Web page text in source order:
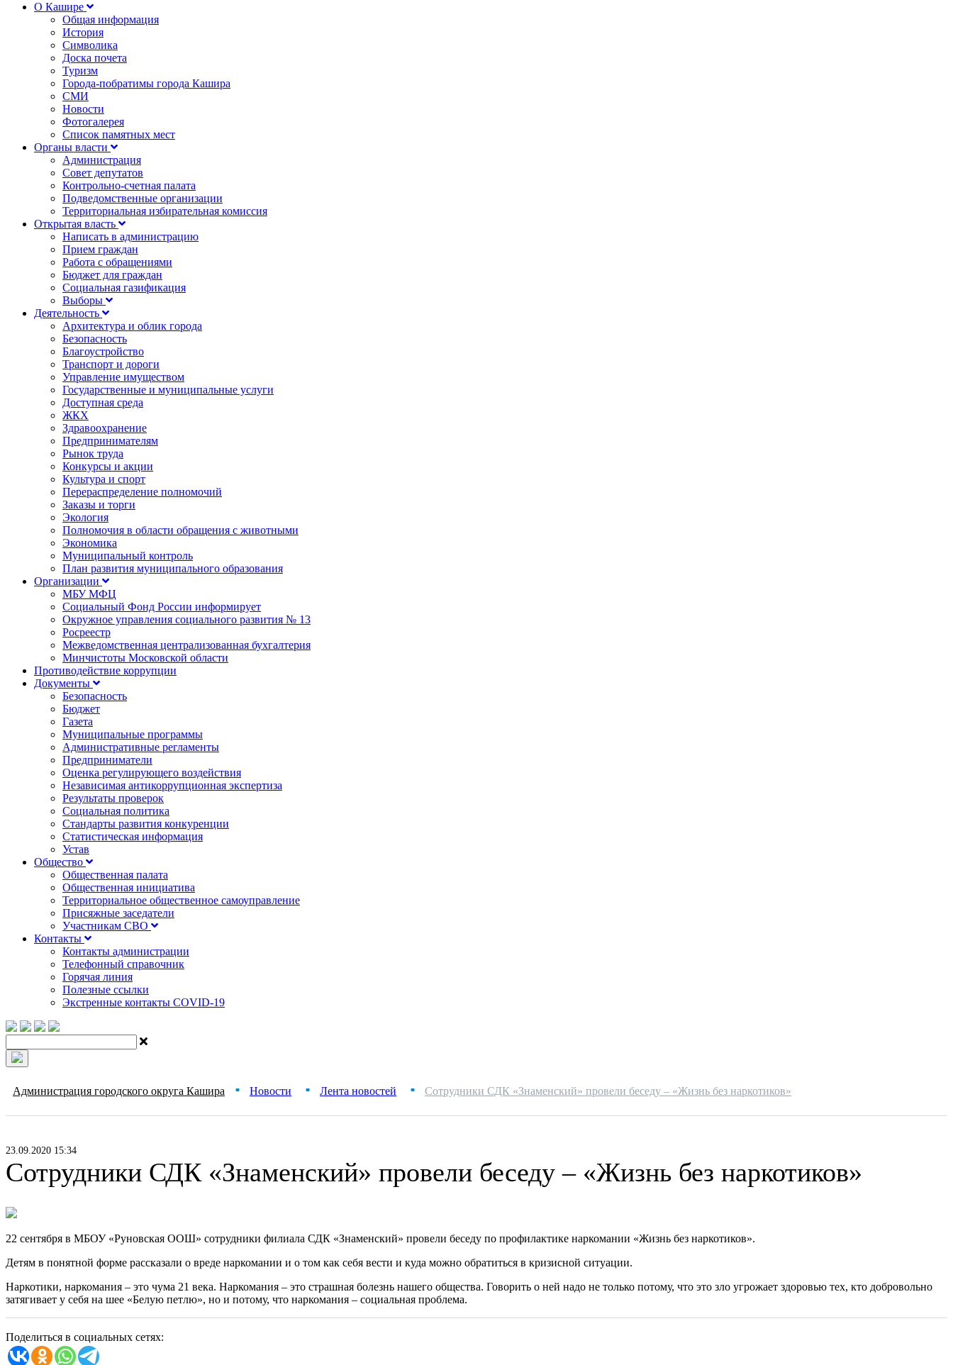
О Кашире
Общая информация
История
Символика
Доска почета
Туризм
Города-побратимы города Кашира
СМИ
Новости
Фотогалерея
Список памятных мест
Органы власти
Администрация
Совет депутатов
Контрольно-счетная палата
Подведомственные организации
Территориальная избирательная комиссия
Открытая власть
Написать в администрацию
Прием граждан
Работа с обращениями
Бюджет для граждан
Социальная газификация
Выборы
Деятельность
Архитектура и облик города
Безопасность
Благоустройство
Транспорт и дороги
Управление имуществом
Государственные и муниципальные услуги
Доступная среда
ЖКХ
Здравоохранение
Предпринимателям
Рынок труда
Конкурсы и акции
Культура и спорт
Перераспределение полномочий
Заказы и торги
Экология
Полномочия в области обращения с животными
Экономика
Муниципальный контроль
План развития муниципального образования
Организации
МБУ МФЦ
Социальный Фонд России информирует
Окружное управления социального развития № 13
Росреестр
Межведомственная централизованная бухгалтерия
Минчистоты Московской области
Противодействие коррупции
Документы
Безопасность
Бюджет
Газета
Муниципальные программы
Административные регламенты
Предприниматели
Оценка регулирующего воздействия
Независимая антикоррупционная экспертиза
Результаты проверок
Социальная политика
Стандарты развития конкуренции
Статистическая информация
Устав
Общество
Общественная палата
Общественная инициатива
Территориальное общественное самоуправление
Присяжные заседатели
Участникам СВО
Контакты
Контакты администрации
Телефонный справочник
Горячая линия
Полезные ссылки
Экстренные контакты COVID-19
Администрация городского округа Кашира ■ Новости ■ Лента новостей ■ Сотрудники СДК «Знаменский» провели беседу – «Жизнь без наркотиков»
23.09.2020 15:34
Сотрудники СДК «Знаменский» провели беседу – «Жизнь без наркотиков»
22 сентября в МБОУ «Руновская ООШ» сотрудники филиала СДК «Знаменский» провели беседу по профилактике наркомании «Жизнь без наркотиков».
Детям в понятной форме рассказали о вреде наркомании и о том как себя вести и куда можно обратиться в кризисной ситуации.
Наркотики, наркомания – это чума 21 века. Наркомания – это страшная болезнь нашего общества. Говорить о ней надо не только потому, что это зло угрожает здоровью тех, кто добровольно
затягивает у себя на шее «Белую петлю», но и потому, что наркомания – социальная проблема.
Поделиться в социальных сетях: